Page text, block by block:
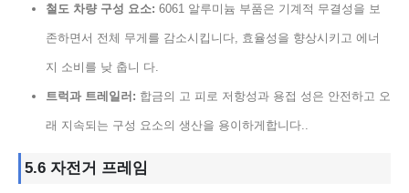
철도 차량 구성 요소: 6061 알루미늄 부품은 기계적 무결성을 보
존하면서 전체 무게를 감소시킵니다, 효율성을 향상시키고 에너
지 소비를 낮 춥니 다.
트럭과 트레일러: 합금의 고 피로 저항성과 용접 성은 안전하고 오
래 지속되는 구성 요소의 생산을 용이하게합니다..
5.6 자전거 프레임